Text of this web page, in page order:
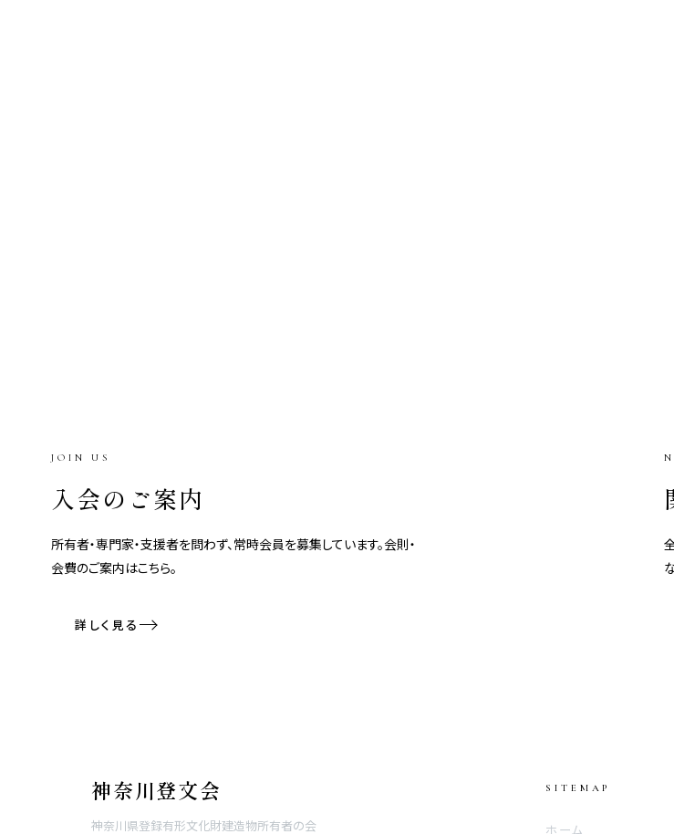
JOIN US
入会のご案内
所有者・専門家・支援者を問わず、常時会員を募集しています。会則・
会費のご案内はこちら。
詳しく見る
神奈川登文会
神奈川県登録有形文化財建造物所有者の会
SITEMAP
ホーム